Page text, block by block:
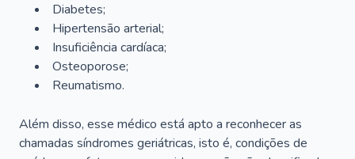
Diabetes;
Hipertensão arterial;
Insuficiência cardíaca;
Osteoporose;
Reumatismo.
Além disso, esse médico está apto a reconhecer as
chamadas síndromes geriátricas, isto é, condições de